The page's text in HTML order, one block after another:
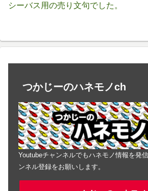
シーバス用の売り文句でした。
つかじーのハネモノch
Youtubeチャンネルでもハネモノ情報を発
ンネル登録をお願いします。